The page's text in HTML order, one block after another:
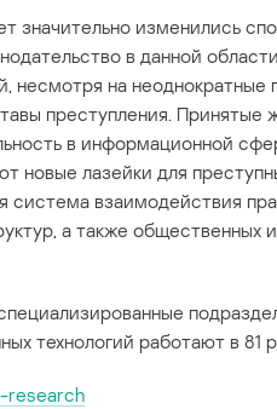
значительно изменились
в данной
несмотря на неоднократные
преступления. Принятые
в информационной
новые лазейки для
система взаимодействия
а также общественных
технологий работают в 81
research